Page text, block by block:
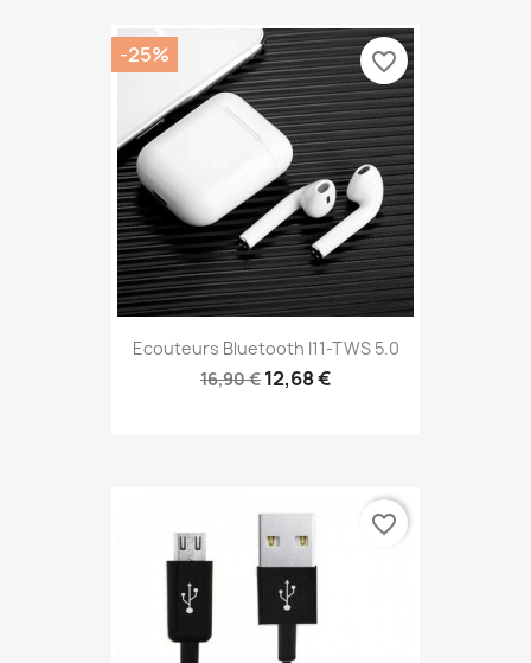
Ecouteurs Bluetooth I11-TWS 5.0
16,90 € 12,68 €
-25% favorite_border
favorite_border